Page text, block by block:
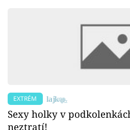
EXTRÉM
Sexy holky v
neztratí!